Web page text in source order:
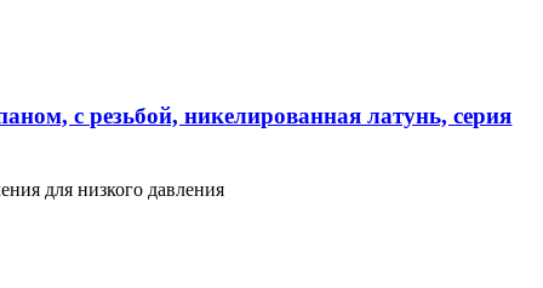
с резьбой, никелированная латунь, серия
для низкого давления